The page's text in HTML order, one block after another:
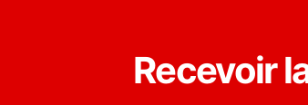
Recevoir